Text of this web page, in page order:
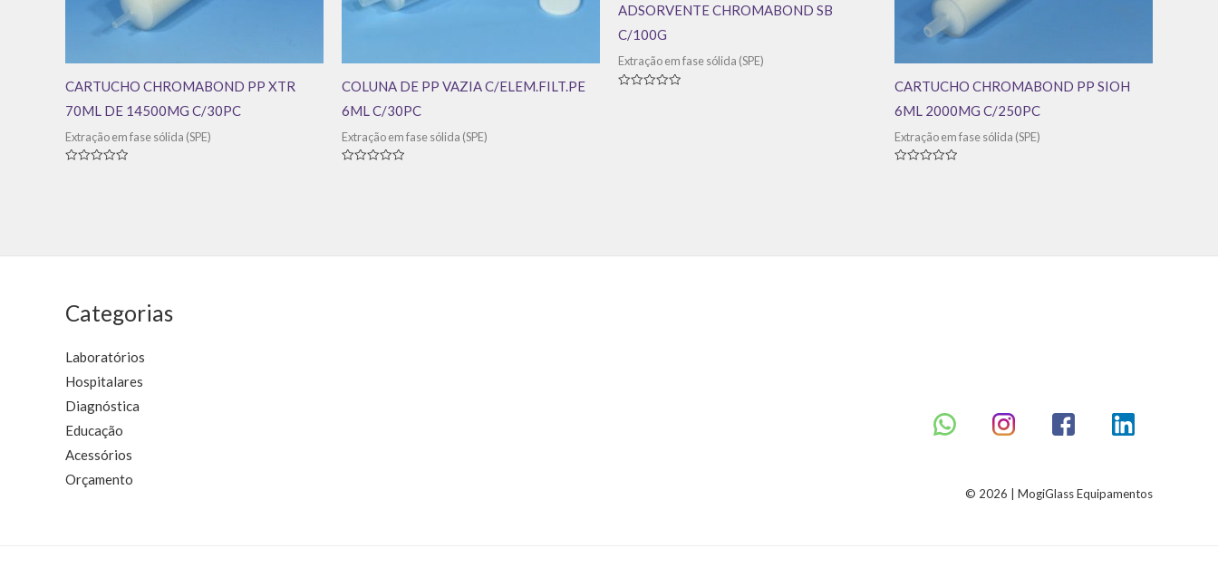
CARTUCHO CHROMABOND PP XTR
70ML DE 14500MG C/30PC
Extração em fase sólida (SPE)
COLUNA DE PP VAZIA C/ELEM.FILT.PE
6ML C/30PC
Extração em fase sólida (SPE)
ADSORVENTE CHROMABOND SB
C/100G
Extração em fase sólida (SPE)
CARTUCHO CHROMABOND PP SIOH
6ML 2000MG C/250PC
Extração em fase sólida (SPE)
Categorias
Laboratórios
Hospitalares
Diagnóstica
Educação
Acessórios
Orçamento
© 2026 | MogiGlass Equipamentos